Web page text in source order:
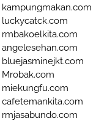
kampungmakan.com
luckycatck.com
rmbakoelkita.com
angelesehan.com
bluejasminejkt.com
Mrobak.com
miekungfu.com
cafetemankita.com
rmjasabundo.com